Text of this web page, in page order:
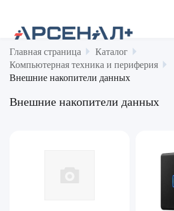
Главная страница
Каталог
Компьютерная техника и периферия
Внешние накопители данных
Внешние накопители данных